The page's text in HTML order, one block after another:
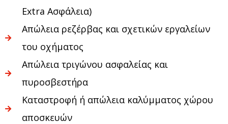
Extra Ασφάλεια)
Απώλεια ρεζέρβας και σχετικών εργαλείων
του οχήματος
Απώλεια τριγώνου ασφαλείας και
πυροσβεστήρα
Καταστροφή ή απώλεια καλύμματος χώρου
αποσκευών